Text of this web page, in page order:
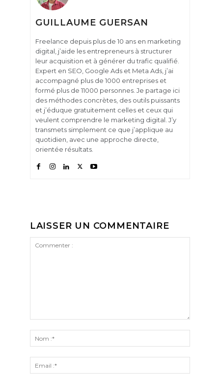
GUILLAUME GUERSAN
Freelance depuis plus de 10 ans en marketing
digital, j’aide les entrepreneurs à structurer
leur acquisition et à générer du trafic qualifié.
Expert en SEO, Google Ads et Meta Ads, j’ai
accompagné plus de 1000 entreprises et
formé plus de 11000 personnes. Je partage ici
des méthodes concrètes, des outils puissants
et j’éduque gratuitement celles et ceux qui
veulent comprendre le marketing digital. J’y
transmets simplement ce que j’applique au
quotidien, avec une approche directe,
orientée résultats.
LAISSER UN COMMENTAIRE
:*
:*